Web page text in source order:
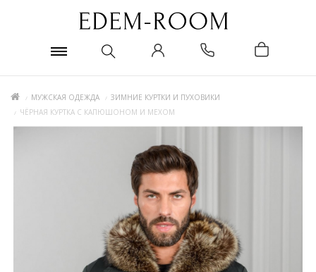
МУЖСКАЯ ОДЕЖДА
ЗИМНИЕ КУРТКИ И ПУХОВИКИ
ЧЁРНАЯ КУРТКА С КАПЮШОНОМ И МЕХОМ